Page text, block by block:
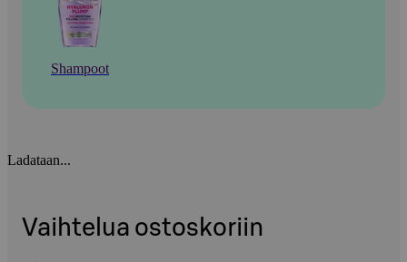
Shampoot
Ladataan...
Vaihtelua ostoskoriin